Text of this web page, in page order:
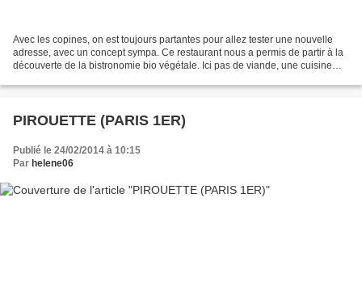
Avec les copines, on est toujours partantes pour allez tester une nouvelle
adresse, avec un concept sympa. Ce restaurant nous a permis de partir à la
découverte de la bistronomie bio végétale. Ici pas de viande, une cuisine
PIROUETTE (PARIS 1ER)
Publié le 24/02/2014 à 10:15
Par helene06